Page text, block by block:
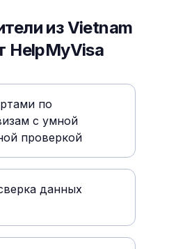
из Vietnam
HelpMyVisa
по
с умной
проверкой
данных